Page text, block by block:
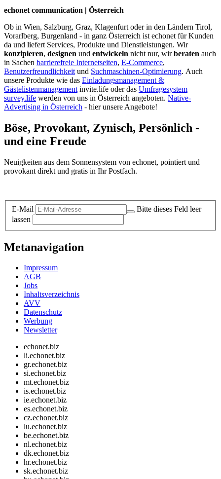
echonet communication | Österreich
Ob in Wien, Salzburg, Graz, Klagenfurt oder in den Ländern Tirol,
Vorarlberg, Burgenland - in ganz Österreich ist echonet für Kunden
da und liefert Services, Produkte und Dienstleistungen. Wir
konzipieren, designen und entwickeln nicht nur, wirberaten auch
in Sachen barrierefreie Internetseiten, E-Commerce,
Benutzerfreundlichkeit und Suchmaschinen-Optimierung. Auch
unsere Produkte wie das Einladungsmanagement &
Gästelistenmanagement invite.life oder das Umfragesystem
survey.life werden von uns in Österreich angeboten. Native-
Advertising in Österreich - hier unsere Angebote!
Böse, Provokant, Zynisch, Persönlich -
und eine Freude
Neuigkeiten aus dem Sonnensystem von echonet, pointiert und
provokant direkt und gratis in Ihr Postfach.
E-Mail
Bitte dieses Feld leer
lassen
Metanavigation
Impressum
AGB
Jobs
Inhaltsverzeichnis
AVV
Datenschutz
Werbung
Newsletter
echonet.biz
li.echonet.biz
gr.echonet.biz
si.echonet.biz
mt.echonet.biz
is.echonet.biz
ie.echonet.biz
es.echonet.biz
cz.echonet.biz
lu.echonet.biz
be.echonet.biz
nl.echonet.biz
dk.echonet.biz
hr.echonet.biz
sk.echonet.biz